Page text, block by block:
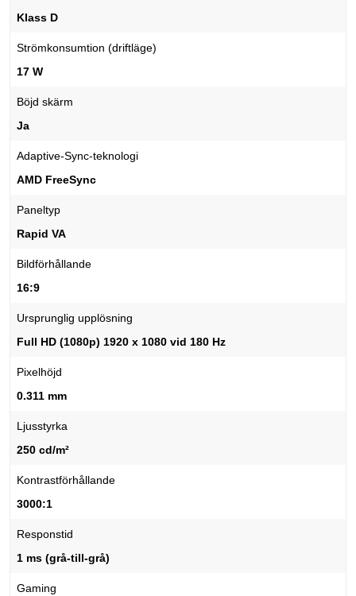
Klass D
Strömkonsumtion (driftläge)
17 W
Böjd skärm
Ja
Adaptive-Sync-teknologi
AMD FreeSync
Paneltyp
Rapid VA
Bildförhållande
16:9
Ursprunglig upplösning
Full HD (1080p) 1920 x 1080 vid 180 Hz
Pixelhöjd
0.311 mm
Ljusstyrka
250 cd/m²
Kontrastförhållande
3000:1
Responstid
1 ms (grå-till-grå)
Gaming